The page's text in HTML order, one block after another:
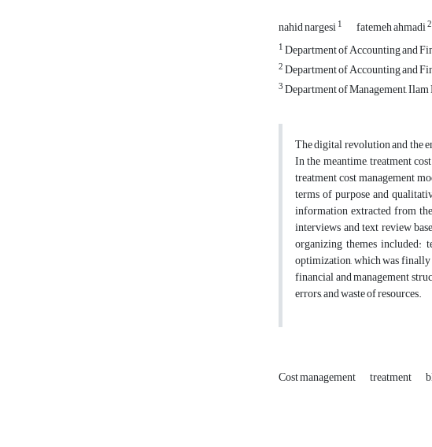
nahid nargesi1 fatemeh ahmadi2
1Department of Accounting and
2Department of Accounting and
3Department of Management,
The digital revolution and the
In the meantime, treatment
treatment cost management
terms of purpose and
information extracted from
interviews and text review
organizing themes included:
optimization, which was
financial and management
errors, and waste of resources.
Cost management treatment